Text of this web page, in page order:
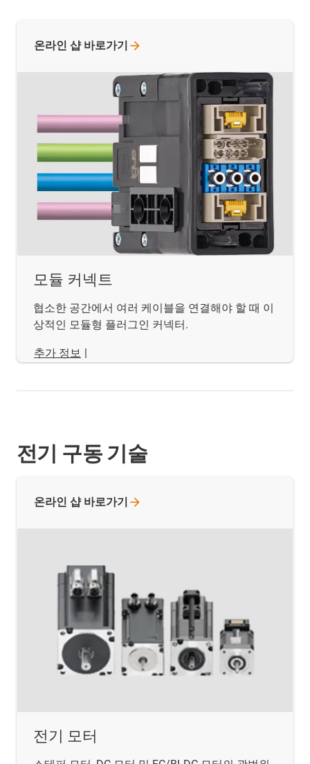
모듈 커넥트
협소한 공간에서 여러 케이블을 연결해야 할 때 이
상적인 모듈형 플러그인 커넥터.
추가 정보 |
온라인 샵 바로가기
전기 구동 기술
전기 모터
온라인 샵 바로가기